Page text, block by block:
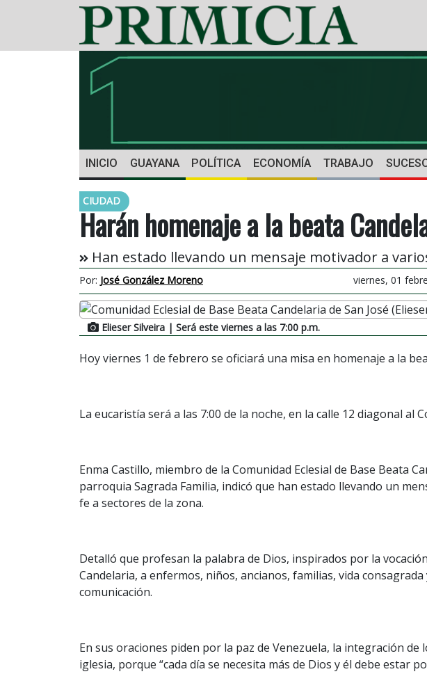
INICIO GUAYANA POLÍTICA ECONOMÍA TRABAJO
CIUDAD
Harán homenaje a la beata
Han estado llevando un mensaje motivador a
Por: José González Moreno viernes, 01
Elieser Silveira | Será este viernes a las 7:00 p.m.
Hoy viernes 1 de febrero se oficiará una misa en homenaje a la
La eucaristía será a las 7:00 de la noche, en la calle 12 diagonal al
Enma Castillo, miembro de la Comunidad Eclesial de Base Beata
parroquia Sagrada Familia, indicó que han estado llevando un
fe a sectores de la zona.
Detalló que profesan la palabra de Dios, inspirados por la
Candelaria, a enfermos, niños, ancianos, familias, vida
comunicación.
En sus oraciones piden por la paz de Venezuela, la integración de
iglesia, porque “cada día se necesita más de Dios y él debe estar